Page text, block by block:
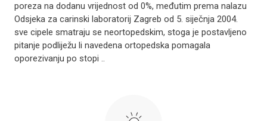
poreza na dodanu vrijednost od 0%, međutim prema nalazu
Odsjeka za carinski laboratorij Zagreb od 5. siječnja 2004.
sve cipele smatraju se neortopedskim, stoga je postavljeno
pitanje podliježu li navedena ortopedska pomagala
oporezivanju po stopi ..